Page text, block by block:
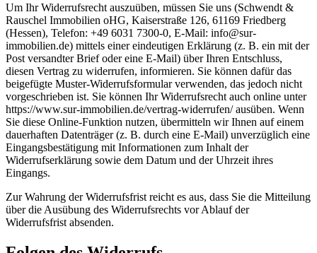
Um Ihr Widerrufsrecht auszuüben, müssen Sie uns (Schwendt &
Rauschel Immobilien oHG, Kaiserstraße 126, 61169 Friedberg
(Hessen), Telefon: +49 6031 7300-0, E-Mail: info@sur-
immobilien.de) mittels einer eindeutigen Erklärung (z. B. ein mit der
Post versandter Brief oder eine E-Mail) über Ihren Entschluss,
diesen Vertrag zu widerrufen, informieren. Sie können dafür das
beigefügte Muster-Widerrufsformular verwenden, das jedoch nicht
vorgeschrieben ist. Sie können Ihr Widerrufsrecht auch online unter
https://www.sur-immobilien.de/vertrag-widerrufen/ ausüben. Wenn
Sie diese Online-Funktion nutzen, übermitteln wir Ihnen auf einem
dauerhaften Datenträger (z. B. durch eine E-Mail) unverzüglich eine
Eingangsbestätigung mit Informationen zum Inhalt der
Widerrufserklärung sowie dem Datum und der Uhrzeit ihres
Eingangs.
Zur Wahrung der Widerrufsfrist reicht es aus, dass Sie die Mitteilung
über die Ausübung des Widerrufsrechts vor Ablauf der
Widerrufsfrist absenden.